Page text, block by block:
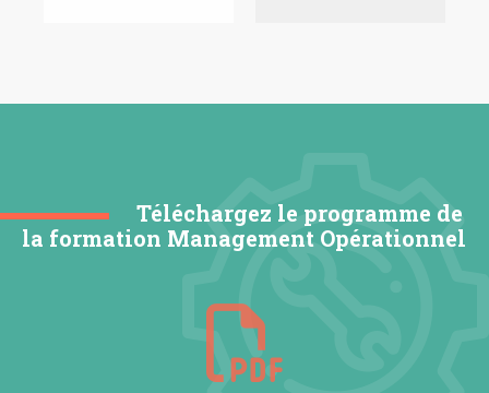
Téléchargez le programme de
la formation Management Opérationnel